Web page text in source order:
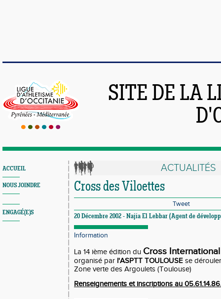
SITE DE LA
ACCUEIL
NOUS JOINDRE
ENGAGÉ(E)S
ACTUALITÉS
Cross des Viloettes
Tweet
20 Décembre 2002 - Najia El Lebbar (Agent de
Information
La 14 ième édition du Cross
organisé par l'ASPTT TOULOUSE se
Zone verte des Argoulets (Toulouse)
Renseignements et inscriptions au